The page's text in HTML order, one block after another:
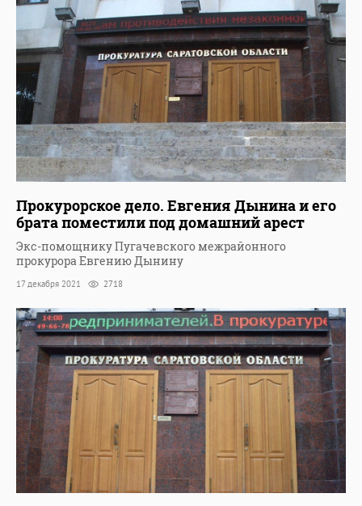
Прокурорское дело. Евгения Дынина и его
брата поместили под домашний арест
Экс-помощнику Пугачевского межрайонного
прокурора Евгению Дынину
17 декабря 2021 2718